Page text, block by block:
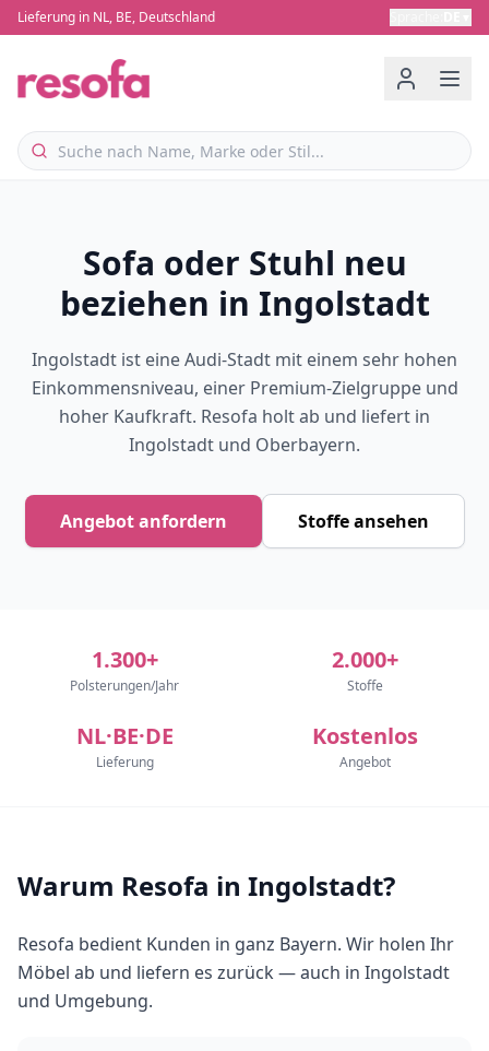
Lieferung in NL, BE, Deutschland
Sofa oder Stuhl neu
beziehen in Ingolstadt
Ingolstadt ist eine Audi-Stadt mit einem sehr hohen
Einkommensniveau, einer Premium-Zielgruppe und
hoher Kaufkraft. Resofa holt ab und liefert in
Ingolstadt und Oberbayern.
Angebot anfordern Stoffe ansehen
1.300+
Polsterungen/Jahr
2.000+
Stoffe
NL·BE·DE
Lieferung
Kostenlos
Angebot
Warum Resofa in Ingolstadt?
Resofa bedient Kunden in ganz Bayern. Wir holen Ihr
Möbel ab und liefern es zurück — auch in Ingolstadt
und Umgebung.